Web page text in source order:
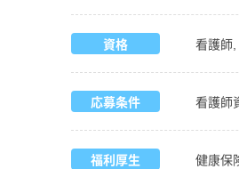
資格 看護師
応募条件 看護師
福利厚生 健康保